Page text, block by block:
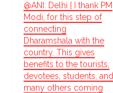
medal in the
showpiece event
scheduled to be held
from July 23.
@ANI: Delhi | I thank PM
Modi, for this step of
connecting
Dharamshala with the
country. This gives
benefits to the tourists,
devotees, students, and
many others coming